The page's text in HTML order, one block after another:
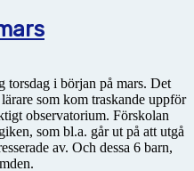
torsdag i början på mars. Det
som kom traskande uppför
observatorium. Förskolan
som bl.a. går ut på att utgå
av. Och dessa 6 barn,